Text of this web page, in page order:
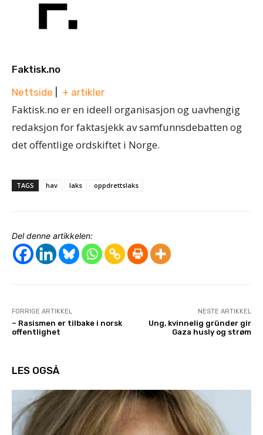
Faktisk.no
Nettside
+ artikler
Faktisk.no er en ideell organisasjon og uavhengig
redaksjon for faktasjekk av samfunnsdebatten og
det offentlige ordskiftet i Norge.
TAGS hav laks oppdrettslaks
Del denne artikkelen:
FORRIGE ARTIKKEL
– Rasismen er tilbake i norsk
offentlighet
NESTE ARTIKKEL
Ung, kvinnelig gründer gir
Gaza husly og strøm
LES OGSÅ